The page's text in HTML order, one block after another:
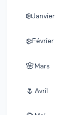
❄️Janvier
❄️Février
🌸 Mars
🌷 Avril